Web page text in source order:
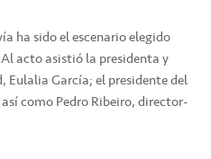
ha sido el escenario elegido
acto asistió la presidenta y
Eulalia García; el presidente del
como Pedro Ribeiro, director-